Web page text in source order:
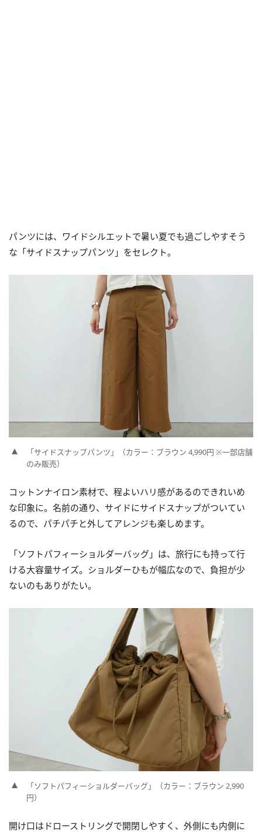
パンツには、ワイドシルエットで暑い夏でも過ごしやすそう
な「サイドスナップパンツ」をセレクト。
「サイドスナップパンツ」（カラー：ブラウン 4,990円 ※一部店舗
のみ販売）
コットンナイロン素材で、程よいハリ感があるのできれいめ
な印象に。名前の通り、サイドにサイドスナップがついてい
るので、パチパチと外してアレンジも楽しめます。
「ソフトパフィーショルダーバッグ」は、旅行にも持って行
ける大容量サイズ。ショルダーひもが幅広なので、負担が少
ないのもありがたい。
「ソフトパフィーショルダーバッグ」（カラー：ブラウン 2,990
円）
開け口はドローストリングで開閉しやすく、外側にも内側に